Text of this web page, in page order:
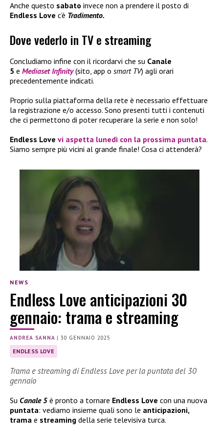
Anche questo sabato invece non a prendere il posto di
Endless Love c’è Tradimento.
Dove vederlo in TV e streaming
Concludiamo infine con il ricordarvi che su Canale
5 e Mediaset Infinity(sito, app o smart TV) agli orari
precedentemente indicati.
Proprio sulla piattaforma della rete è necessario effettuare
la registrazione e/o accesso. Sono presenti tutti i contenuti
che ci permettono di poter recuperare la serie e non solo!
Endless Love vi aspetta lunedì con la prossima puntata.
Siamo sempre più vicini al grande finale! Cosa ci attenderà?
NEWS
Endless Love anticipazioni 30
gennaio: trama e streaming
ANDREA SANNA |30 GENNAIO 2025
ENDLESS LOVE
Trama e streaming di Endless Love per la puntata del 30
gennaio
Su Canale 5 è pronto a tornare Endless Love con una nuova
puntata: vediamo insieme quali sono le anticipazioni,
trama e streaming della serie televisiva turca.